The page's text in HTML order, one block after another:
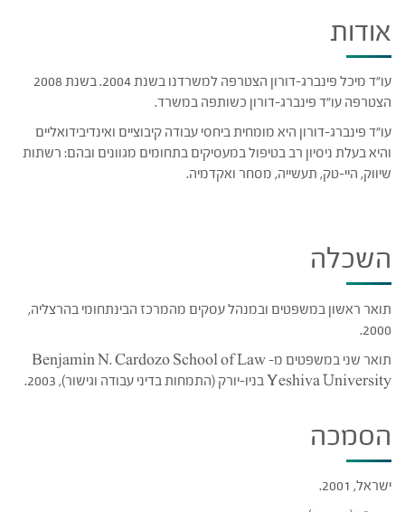
אודות
עו"ד מיכל פינברג-דורון הצטרפה למשרדנו בשנת 2004. בשנת 2008
הצטרפה עו"ד פינברג-דורון כשותפה במשרד.
עו"ד פינברג-דורון היא מומחית ביחסי עבודה קיבוציים ואינדיבידואליים
והיא בעלת ניסיון רב בטיפול במעסיקים בתחומים מגוונים ובהם: רשתות
שיווק, היי-טק, תעשייה, מסחר ואקדמיה.
השכלה
תואר ראשון במשפטים ובמנהל עסקים מהמרכז הבינתחומי בהרצליה,
2000.
תואר שני במשפטים מ- Benjamin N. Cardozo School of Law
Yeshiva University בניו-יורק (התמחות בדיני עבודה וגישור), 2003.
הסמכה
ישראל, 2001.